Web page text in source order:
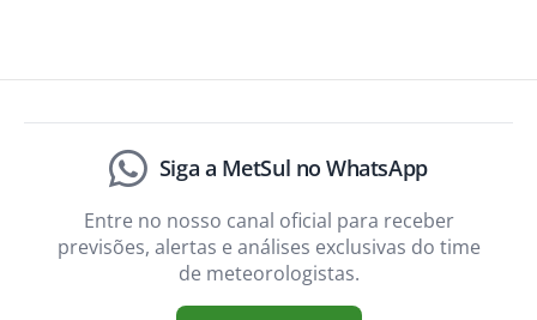
Siga a MetSul no WhatsApp
Entre no nosso canal oficial para receber
previsões, alertas e análises exclusivas do time
de meteorologistas.